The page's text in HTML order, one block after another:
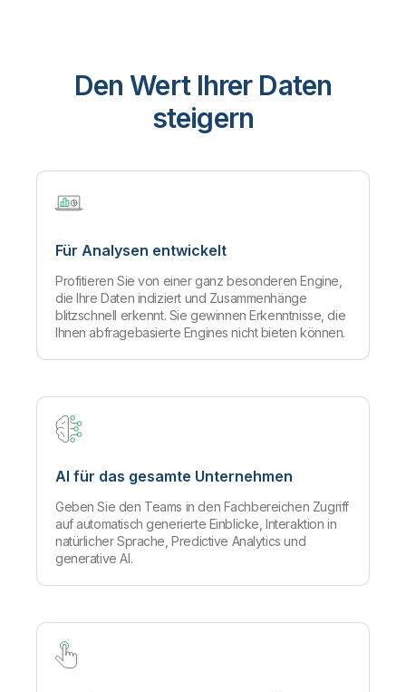
Den Wert Ihrer Daten
steigern
Für Analysen entwickelt
Profitieren Sie von einer ganz besonderen Engine,
die Ihre Daten indiziert und Zusammenhänge
blitzschnell erkennt. Sie gewinnen Erkenntnisse, die
Ihnen abfragebasierte Engines nicht bieten können.
AI für das gesamte Unternehmen
Geben Sie den Teams in den Fachbereichen Zugriff
auf automatisch generierte Einblicke, Interaktion in
natürlicher Sprache, Predictive Analytics und
generative AI.